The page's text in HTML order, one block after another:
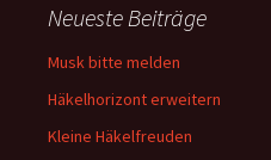
Neueste Beiträge
Musk bitte melden
Häkelhorizont erweitern
Kleine Häkelfreuden